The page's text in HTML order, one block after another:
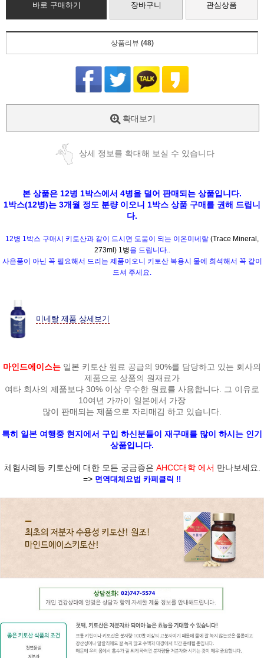
바로 구매하기 장바구니 관심상품
상품리뷰 (48)
확대보기
상세 정보를 확대해 보실 수 있습니다
본 상품은 12병 1박스에서 4병을 덜어 판매되는 상품입니다.
1박스(12병)는 3개월 정도 분량 이오니 1박스 상품 구매를 권해 드립니
다.
12병 1박스 구매시 키토산과 같이 드시면 도움이 되는 이온미네랄 (Trace Mineral,
273ml) 1병을 드립니다..
사은품이 아닌 꼭 필요해서 드리는 제품이오니 키토산 복용시 물에 희석해서 꼭 같이
드셔 주세요.
미네랄 제품 상세보기
마인드에이스는 일본 키토산 원료 공급의 90%를 담당하고 있는 회사의
제품으로 상품의 원재료가
여타 회사의 제품보다 30% 이상 우수한 원료를 사용합니다. 그 이유로
10여년 가까이 일본에서 가장
많이 판매되는 제품으로 자리매김 하고 있습니다.
특히 일본 여행중 현지에서 구입 하신분들이 재구매를 많이 하시는 인기
상품입니다.
체험사례등 키토산에 대한 모든 궁금증은 AHCC대학 에서 만나보세요.
=> 면역대체요법 카페클릭 !!